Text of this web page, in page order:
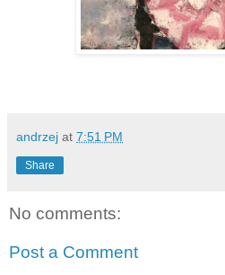
andrzej at 7:51 PM
Share
No comments:
Post a Comment